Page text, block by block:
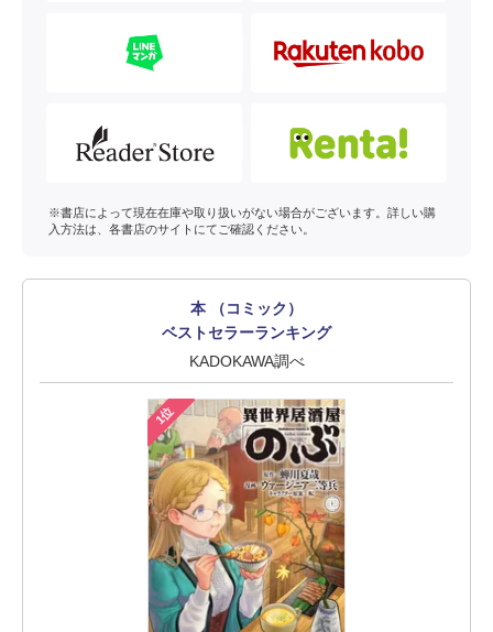
※書店によって現在在庫や取り扱いがない場合がございます。詳しい購
入方法は、各書店のサイトにてご確認ください。
本 （コミック）
ベストセラーランキング
KADOKAWA調べ
1位